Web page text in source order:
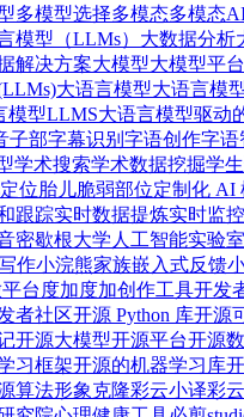
多模型选择多模态多模态
模型（LLMs） 大数据分析
解决方案大模型大模型平台
大语言模型大语言模
模型LLMS大语言模型驱动
子部字幕识别 字语创作字语
学术搜索学术数据挖掘学
定位胎儿脆弱部位定制化 AI
跟踪实时数据提炼实时监控
密歇根大学人工智能实验室
作小浣熊家族嵌入式反馈
台 度加度加创作工具开发
者社区开源 Python 库开源
开源大模型开源平台开源
习框架开源的机器学习库
算法形象克隆彩云小译彩